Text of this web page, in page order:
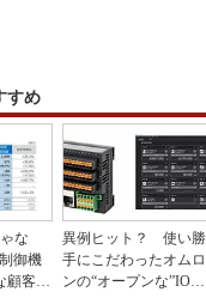
すめ
な
御機
顧客基
異例ヒット？ 使い勝
手にこだわったオムロ
ンの“オープンな”IO-L